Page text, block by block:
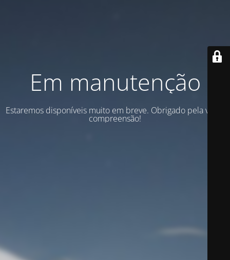
Em manutenção
Estaremos disponíveis muito em breve. Obrigado pela vossa
compreensão!